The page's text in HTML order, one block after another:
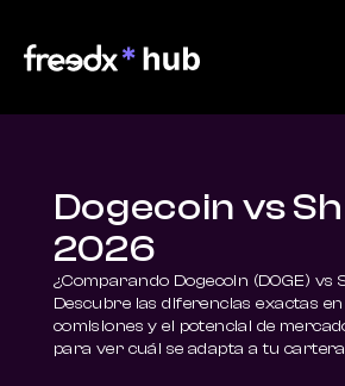
Dogecoin vs
2026
¿Comparando Dogecoin (DOGE) vs
Descubre las diferencias exactas
comisiones y el potencial de
para ver cuál se adapta a tu